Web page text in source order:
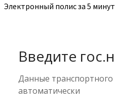
Электронный полис за 5 минут